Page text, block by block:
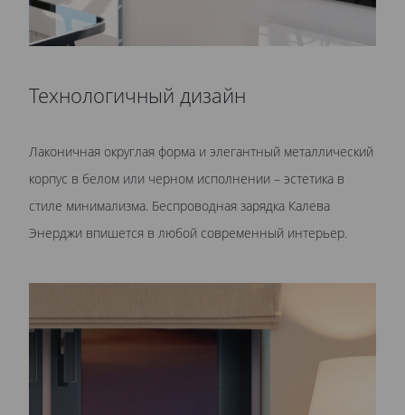
Технологичный дизайн
Лаконичная округлая форма и элегантный металлический
корпус в белом или черном исполнении – эстетика в
стиле минимализма. Беспроводная зарядка Калева
Энерджи впишется в любой современный интерьер.